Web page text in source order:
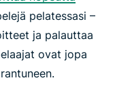
pelatessasi –
ja palauttaa
ovat jopa